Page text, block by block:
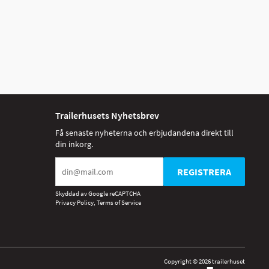
Trailerhusets Nyhetsbrev
Få senaste nyheterna och erbjudandena direkt till
din inkorg.
REGISTRERA
Skyddad av Google reCAPTCHA
Privacy Policy, Terms of Service
Copyright © 2026 trailerhuset